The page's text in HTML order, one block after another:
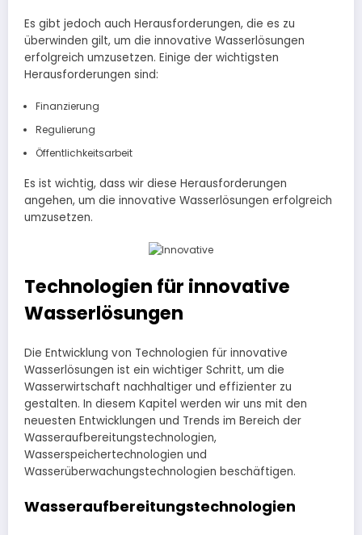
Es gibt jedoch auch Herausforderungen, die es zu
überwinden gilt, um die innovative Wasserlösungen
erfolgreich umzusetzen. Einige der wichtigsten
Herausforderungen sind:
Finanzierung
Regulierung
Öffentlichkeitsarbeit
Es ist wichtig, dass wir diese Herausforderungen
angehen, um die innovative Wasserlösungen erfolgreich
umzusetzen.
Technologien für innovative
Wasserlösungen
Die Entwicklung von Technologien für innovative
Wasserlösungen ist ein wichtiger Schritt, um die
Wasserwirtschaft nachhaltiger und effizienter zu
gestalten. In diesem Kapitel werden wir uns mit den
neuesten Entwicklungen und Trends im Bereich der
Wasseraufbereitungstechnologien,
Wasserspeichertechnologien und
Wasserüberwachungstechnologien beschäftigen.
Wasseraufbereitungstechnologien